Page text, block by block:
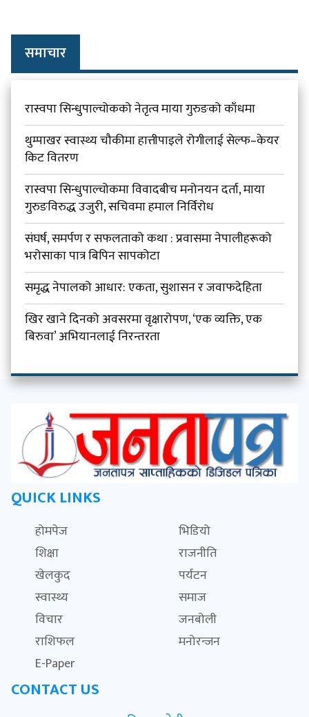
समाचार
रास्वपा सिन्धुपाल्चोकको नेतृत्व माया गुरुङको काँधमा
थुम्पाखर स्वास्थ्य चौकीमा हात्तीपाइले रोगीलाई सेल्फ–केयर
किट वितरण
रास्वपा सिन्धुपाल्चोकमा विवादबीच मनोनयन दर्ता, माया
गुरुङविरुद्ध उजुरी, सचिवमा हमाल निर्विरोध
संघर्ष, समर्पण र सफलताको कथा : प्रवासमा नेपालीहरूको
भरोसाका पात्र बिपिन सापकोटा
समृद्ध नेपालको आधार: एकता, सुशासन र जवाफदेहिता
खिर खाने दिनको अवसरमा वृक्षारोपण, ‘एक व्यक्ति, एक
बिरुवा’ अभियानलाई निरन्तरता
QUICK LINKS
होमपेज
भिडियो
शिक्षा
राजनीति
खेलकुद
पर्यटन
स्वास्थ्य
समाज
विचार
जनबोली
राशिफल
मनोरन्जन
E-Paper
CONTACT US